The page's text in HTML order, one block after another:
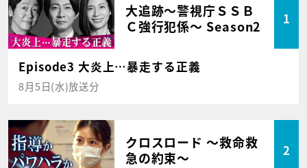
大追跡～警視庁ＳＳＢ
Ｃ強行犯係～ Season2
1
Episode3 大炎上…暴走する正義
8月5日(水)放送分
クロスロード ～救命救
急の約束～
2